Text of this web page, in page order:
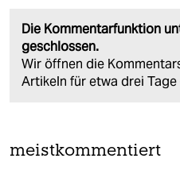
Die Kommentarfunktion
geschlossen.
Wir öffnen die
Artikeln für etwa drei Tage
meistkommentiert